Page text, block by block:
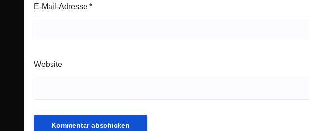
E-Mail-Adresse *
Website